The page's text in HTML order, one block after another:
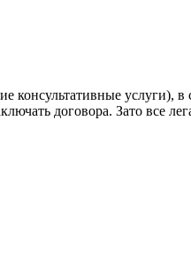
консультативные услуги), в
договора. Зато все